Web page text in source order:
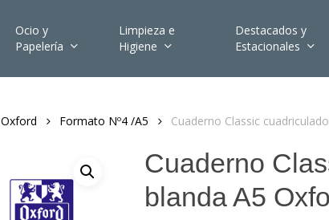
Ocio y
Papelería
Limpieza e
Higiene
Destacados y
Estacionales
Oxford Formato Nº4 /A5 Cuaderno Classic
Cuaderno
blanda A5